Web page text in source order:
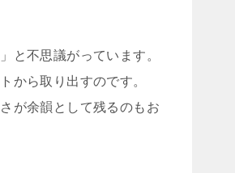
と不思議がっています。
から取り出すのです。
が余韻として残るのもお